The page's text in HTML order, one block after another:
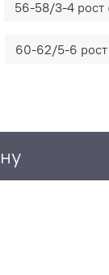
56-58/3-4 рост
60-62/5-6 рост